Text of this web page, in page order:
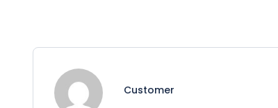
Customer